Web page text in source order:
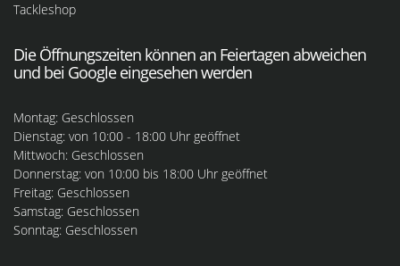
Tackleshop
Die Öffnungszeiten können an Feiertagen abweichen
und bei Google eingesehen werden
Montag: Geschlossen
Dienstag: von 10:00 - 18:00 Uhr geöffnet
Mittwoch: Geschlossen
Donnerstag: von 10:00 bis 18:00 Uhr geöffnet
Freitag: Geschlossen
Samstag: Geschlossen
Sonntag: Geschlossen